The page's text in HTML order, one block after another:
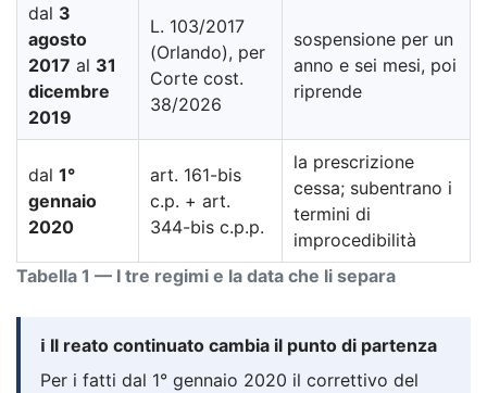
Tabella 1 — I tre regimi e la data che li separa
dal 3
agosto
2017 al 31
dicembre
2019
L. 103/2017
(Orlando), per
Corte cost.
38/2026
sospensione per un
anno e sei mesi, poi
riprende
dal 1°
gennaio
2020
art. 161-bis
c.p. + art.
344-bis c.p.p.
la prescrizione
cessa; subentrano i
termini di
improcedibilità
ℹ️ Il reato continuato cambia il punto di partenza
Per i fatti dal 1° gennaio 2020 il correttivo del